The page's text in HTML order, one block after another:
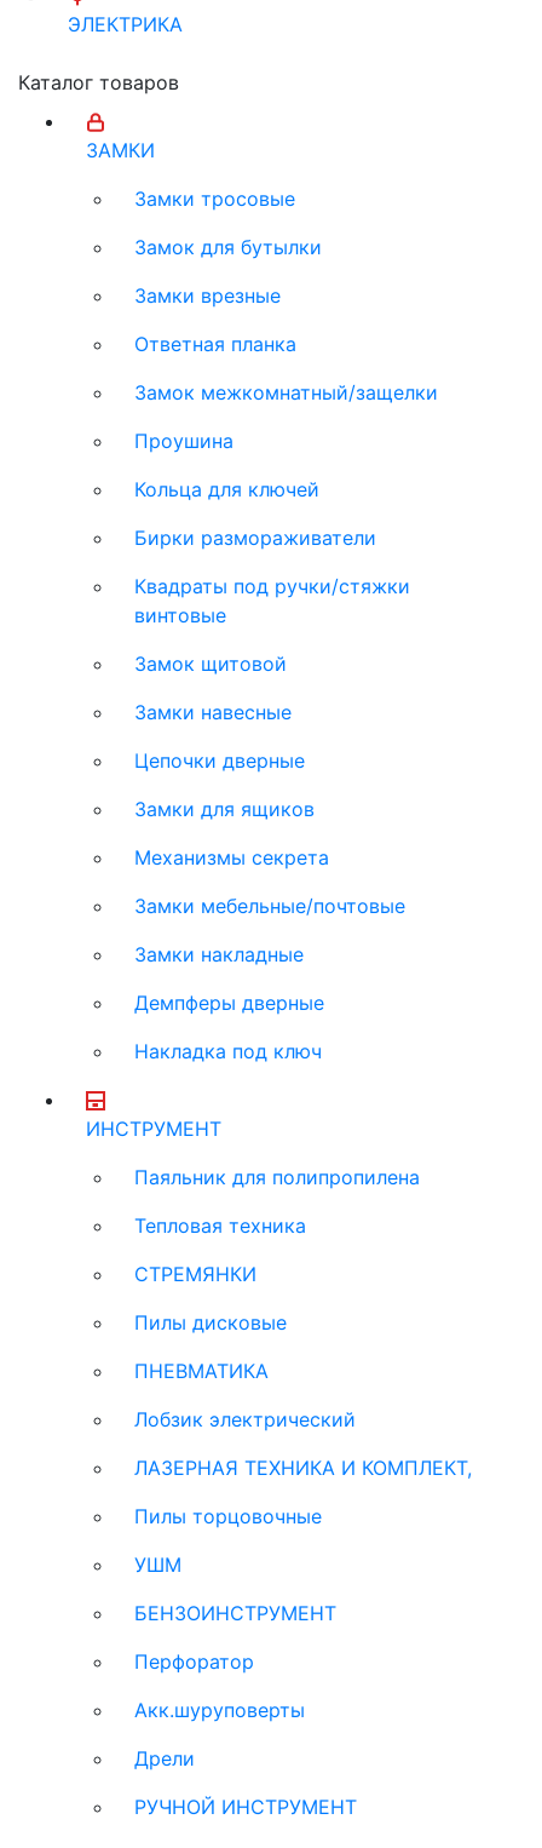
ЭЛЕКТРИКА
Каталог товаров
ЗАМКИ
Замки тросовые
Замок для бутылки
Замки врезные
Ответная планка
Замок межкомнатный/защелки
Проушина
Кольца для ключей
Бирки размораживатели
Квадраты под ручки/стяжки
винтовые
Замок щитовой
Замки навесные
Цепочки дверные
Замки для ящиков
Механизмы секрета
Замки мебельные/почтовые
Замки накладные
Демпферы дверные
Накладка под ключ
ИНСТРУМЕНТ
Паяльник для полипропилена
Тепловая техника
СТРЕМЯНКИ
Пилы дисковые
ПНЕВМАТИКА
Лобзик электрический
ЛАЗЕРНАЯ ТЕХНИКА И КОМПЛЕКТ,
Пилы торцовочные
УШМ
БЕНЗОИНСТРУМЕНТ
Перфоратор
Акк.шуруповерты
Дрели
РУЧНОЙ ИНСТРУМЕНТ